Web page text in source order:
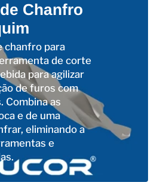
Chanfro
chanfro para
de corte
para agilizar
de furos com
Combina as
e de uma
eliminando a
e